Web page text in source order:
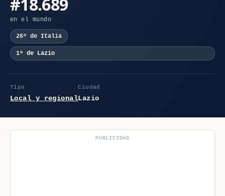
en el mundo
26º de Italia
1º de Lazio
Tipo
Local y regional
Ciudad
Lazio
PUBLICIDAD